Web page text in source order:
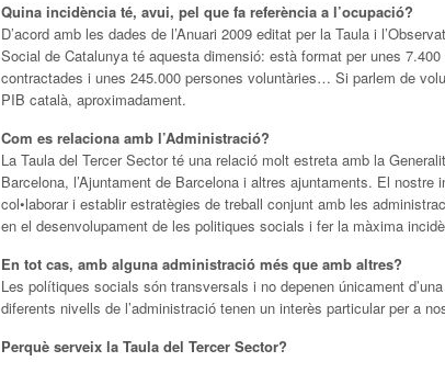
Quina incidència té, avui, pel que fa referència a l’ocupació?
D’acord amb les dades de l’Anuari 2009 editat per la Taula i
Social de Catalunya té aquesta dimensió: està format per unes
contractades i unes 245.000 persones voluntàries… Si parlem de
PIB català, aproximadament.
Com es relaciona amb l’Administració?
La Taula del Tercer Sector té una relació molt estreta amb la
Barcelona, l’Ajuntament de Barcelona i altres ajuntaments. El nostre
col•laborar i establir estratègies de treball conjunt amb les
en el desenvolupament de les politiques socials i fer la màxima
En tot cas, amb alguna administració més que amb altres?
Les polítiques socials són transversals i no depenen únicament
diferents nivells de l’administració tenen un interès particular per a
Perquè serveix la Taula del Tercer Sector?